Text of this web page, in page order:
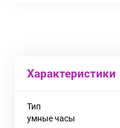
Характеристики
Тип
умные часы